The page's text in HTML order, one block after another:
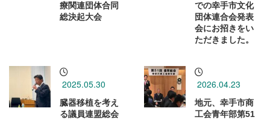
療関連団体合同
総決起大会
での幸手市文化
団体連合会発表
会にお招きをい
ただきました。
2025.05.30
臓器移植を考え
る議員連盟総会
2026.04.23
地元、幸手市商
工会青年部第51